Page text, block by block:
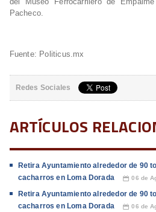
Pacheco.
Fuente: Politicus.mx
Redes Sociales
ARTÍCULOS
Retira Ayuntamiento alrededor de 90
cacharros en Loma Dorada
📅 06 de
Retira Ayuntamiento alrededor de 90
cacharros en Loma Dorada
📅 06 de